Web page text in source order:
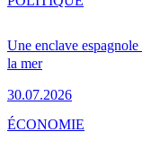
Une enclave
la mer
30.07.2026
ÉCONOMIE